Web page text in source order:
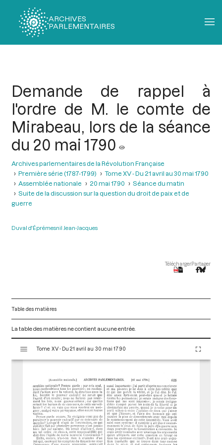
ARCHIVES
PARLEMENTAIRES
Demande de rappel à
l'ordre de M. le comte de
Mirabeau, lors de la séance
du 20 mai 1790
Archives parlementaires de la Révolution Française
Première série (1787-1799)
Tome XV - Du 21 avril au 30 mai 1790
Assemblée nationale
20 mai 1790
Séance du matin
Suite de la discussion sur la question du droit de paix et de
guerre
Duval d'Éprémesnil Jean-Jacques
TéléchargerPartager
Table des matières
La table des matières ne contient aucune entrée.
s
Tome XV - Du 21 avril au 30 mai 1790